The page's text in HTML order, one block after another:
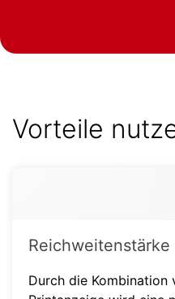
Vorteile
Reichweitenstärke
Durch die Kombination